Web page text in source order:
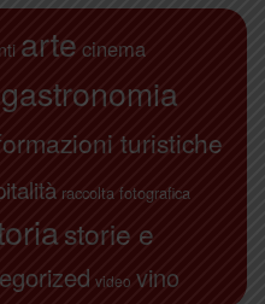
arte cinema
turistiche
raccolta fotografica
storie e
video vino